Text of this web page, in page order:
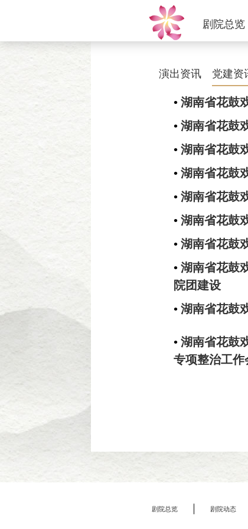
剧院总览
演出资讯 党建资
• 湖南省花鼓
• 湖南省花鼓
• 湖南省花鼓
• 湖南省花鼓
• 湖南省花鼓
• 湖南省花鼓
• 湖南省花鼓
• 湖南省花鼓
院团建设
• 湖南省花鼓
• 湖南省花鼓
专项整治工作
剧院总览 剧院动态